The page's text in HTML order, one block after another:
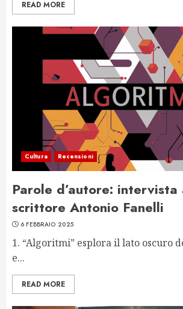
READ MORE
Cultura Recensioni
Parole d’autore: intervista
scrittore Antonio Fanelli
6 FEBBRAIO 2025
1. “Algoritmi” esplora il lato oscuro
e...
READ MORE